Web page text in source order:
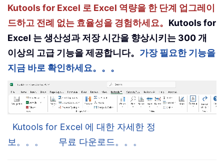
Kutools for Excel 로 Excel 역량을 한 단계 업그레이
드하고 전례 없는 효율성을 경험하세요。 Kutools for
Excel 는 생산성과 저장 시간을 향상시키는 300 개
이상의 고급 기능을 제공합니다。 가장 필요한 기능을
지금 바로 확인하세요。。。
Kutools for Excel 에 대한 자세한 정
보。。。
무료 다운로드。。。